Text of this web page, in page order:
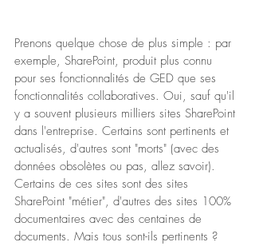
Prenons quelque chose de plus simple : par
exemple, SharePoint, produit plus connu
pour ses fonctionnalités de GED que ses
fonctionnalités collaboratives. Oui, sauf qu'il
y a souvent plusieurs milliers sites SharePoint
dans l'entreprise. Certains sont pertinents et
actualisés, d'autres sont "morts" (avec des
données obsolètes ou pas, allez savoir).
Certains de ces sites sont des sites
SharePoint "métier", d'autres des sites 100%
documentaires avec des centaines de
documents. Mais tous sont-ils pertinents ?